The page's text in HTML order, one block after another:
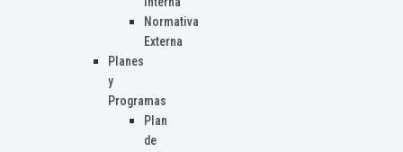
Normativa
Externa
Planes
y
Programas
Plan
de